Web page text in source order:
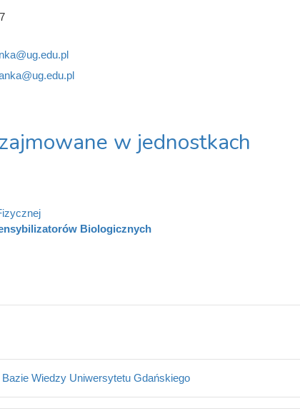
w jednostkach
Biologicznych
Wiedzy Uniwersytetu Gdańskiego